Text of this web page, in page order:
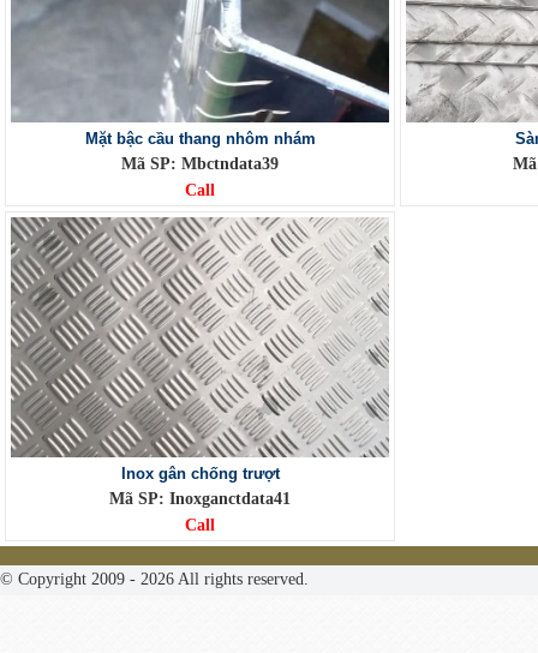
Mặt bậc cầu thang nhôm nhám
Mã SP: Mbctndata39
Call
Inox gân chống trượt
Mã SP: Inoxganctdata41
Call
© Copyright 2009 - 2026 All rights reserved.